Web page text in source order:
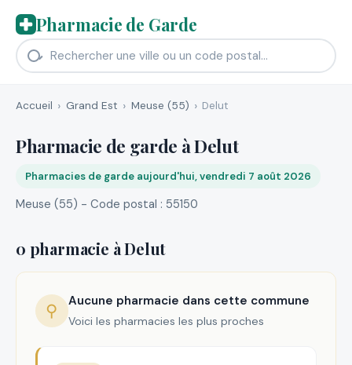
Pharmacie de Garde
Accueil Grand Est Meuse (55) Delut
Pharmacie de garde à Delut
Pharmacies de garde aujourd'hui, vendredi 7 août 2026
Meuse (55) - Code postal : 55150
0 pharmacie à Delut
⚲ Aucune pharmacie dans cette commune
Voici les pharmacies les plus proches